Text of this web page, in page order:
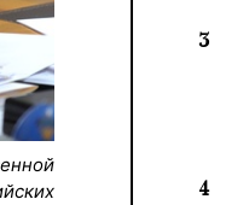
3
4